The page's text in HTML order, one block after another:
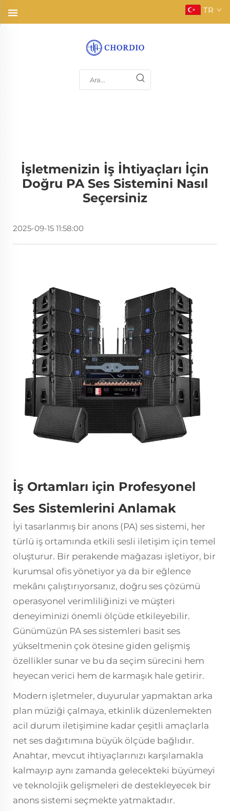
TR
İşletmenizin İş İhtiyaçları İçin
Doğru PA Ses Sistemini Nasıl
Seçersiniz
2025-09-15 11:58:00
İş Ortamları için Profesyonel
Ses Sistemlerini Anlamak
İyi tasarlanmış bir anons (PA) ses sistemi, her
türlü iş ortamında etkili sesli iletişim için temel
oluşturur. Bir perakende mağazası işletiyor, bir
kurumsal ofis yönetiyor ya da bir eğlence
mekânı çalıştırıyorsanız, doğru ses çözümü
operasyonel verimliliğinizi ve müşteri
deneyiminizi önemli ölçüde etkileyebilir.
Günümüzün PA ses sistemleri basit ses
yükseltmenin çok ötesine giden gelişmiş
özellikler sunar ve bu da seçim sürecini hem
heyecan verici hem de karmaşık hale getirir.
Modern işletmeler, duyurular yapmaktan arka
plan müziği çalmaya, etkinlik düzenlemekten
acil durum iletişimine kadar çeşitli amaçlarla
net ses dağıtımına büyük ölçüde bağlıdır.
Anahtar, mevcut ihtiyaçlarınızı karşılamakla
kalmayıp aynı zamanda gelecekteki büyümeyi
ve teknolojik gelişmeleri de destekleyecek bir
anons sistemi seçmekte yatmaktadır.